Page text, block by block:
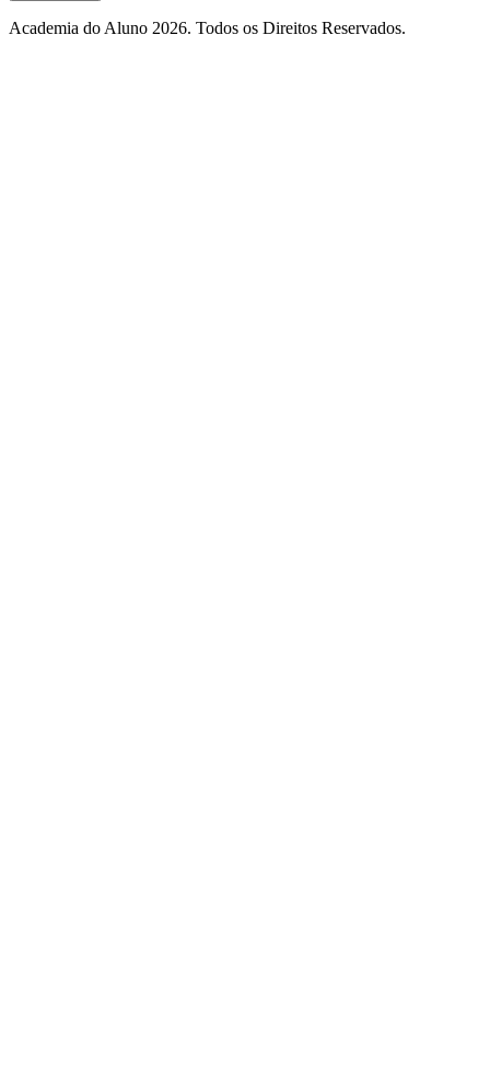
Academia do Aluno 2026. Todos os Direitos Reservados.